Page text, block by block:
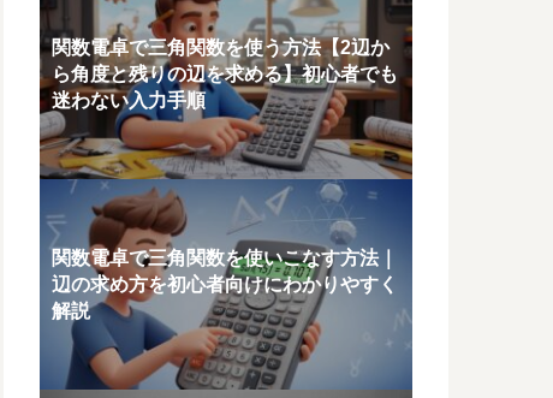
関数電卓で三角関数を使う方法【2辺か
ら角度と残りの辺を求める】初心者でも
迷わない入力手順
関数電卓で三角関数を使いこなす方法｜
辺の求め方を初心者向けにわかりやすく
解説